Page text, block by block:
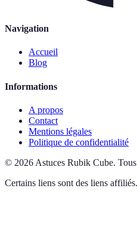
Navigation
Accueil
Blog
Informations
A propos
Contact
Mentions légales
Politique de confidentialité
© 2026 Astuces Rubik Cube.
Certains liens sont des liens affiliés.